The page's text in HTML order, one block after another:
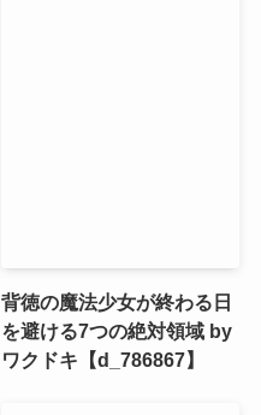
背徳の魔法少女が終わる日
を避ける7つの絶対領域 by
ワクドキ【d_786867】